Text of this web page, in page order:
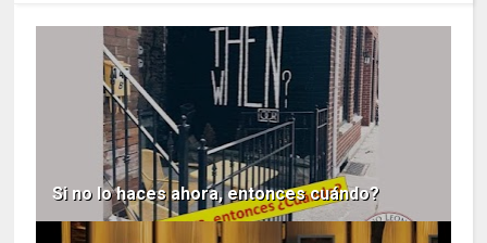
Si no lo haces ahora, entonces cuándo?